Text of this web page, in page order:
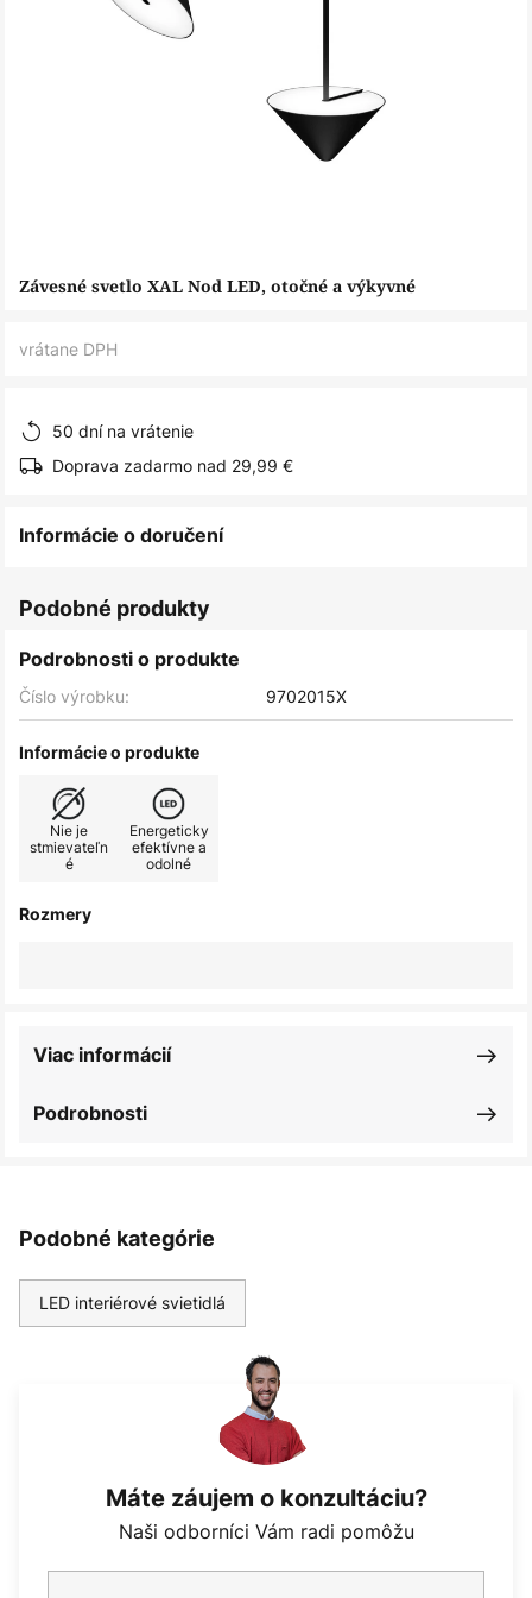
Preskočiť
Závesné svetlo XAL Nod LED, otočné a výkyvné
vrátane DPH
50 dní na vrátenie
Doprava zadarmo nad 29,99 €
Informácie o doručení
Podobné produkty
Podrobnosti o produkte
Číslo výrobku: 9702015X
Informácie o produkte
Nie je
stmievateľn
é
Energeticky
efektívne a
odolné
Rozmery
Podrobnosti
Viac informácií
Podobné kategórie
LED interiérové svietidlá
Máte záujem o konzultáciu?
Naši odborníci Vám radi pomôžu